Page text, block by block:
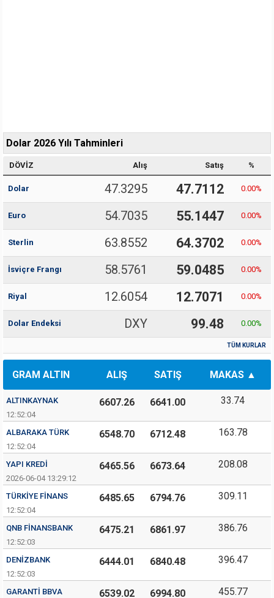
Dolar 2026 Yılı Tahminleri
DÖVİZ Alış Satış %
Dolar 47.3295 47.7112 0.00%
Euro 54.7035 55.1447 0.00%
Sterlin 63.8552 64.3702 0.00%
İsviçre Frangı 58.5761 59.0485 0.00%
Riyal 12.6054 12.7071 0.00%
Dolar Endeksi DXY 99.48 0.00%
TÜM KURLAR
GRAM ALTIN ALIŞ SATIŞ MAKAS
ALTINKAYNAK
12:52:04
6607.26 6641.00 33.74
ALBARAKA TÜRK
12:52:04
6548.70 6712.48 163.78
YAPI KREDI
2026-06-04 13:29:12
6465.56 6673.64 208.08
TÜRKIYE FINANS
12:52:04
6485.65 6794.76 309.11
QNB FINANSBANK
12:52:03
6475.21 6861.97 386.76
DENIZBANK
12:52:03
6444.01 6840.48 396.47
GARANTI BBVA
6539.02 6994.80 455.77